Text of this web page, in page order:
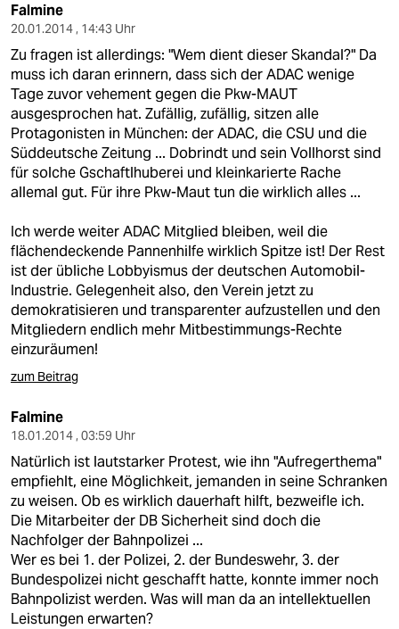
Falmine
20.01.2014 , 14:43 Uhr
Zu fragen ist allerdings: "Wem dient dieser Skandal?" Da
muss ich daran erinnern, dass sich der ADAC wenige
Tage zuvor vehement gegen die Pkw-MAUT
ausgesprochen hat. Zufällig, zufällig, sitzen alle
Protagonisten in München: der ADAC, die CSU und die
Süddeutsche Zeitung ... Dobrindt und sein Vollhorst sind
für solche Gschaftlhuberei und kleinkarierte Rache
allemal gut. Für ihre Pkw-Maut tun die wirklich alles ...
Ich werde weiter ADAC Mitglied bleiben, weil die
flächendeckende Pannenhilfe wirklich Spitze ist! Der Rest
ist der übliche Lobbyismus der deutschen Automobil-
Industrie. Gelegenheit also, den Verein jetzt zu
demokratisieren und transparenter aufzustellen und den
Mitgliedern endlich mehr Mitbestimmungs-Rechte
einzuräumen!
zum Beitrag
Falmine
18.01.2014 , 03:59 Uhr
Natürlich ist lautstarker Protest, wie ihn "Aufregerthema"
empfiehlt, eine Möglichkeit, jemanden in seine Schranken
zu weisen. Ob es wirklich dauerhaft hilft, bezweifle ich.
Die Mitarbeiter der DB Sicherheit sind doch die
Nachfolger der Bahnpolizei ...
Wer es bei 1. der Polizei, 2. der Bundeswehr, 3. der
Bundespolizei nicht geschafft hatte, konnte immer noch
Bahnpolizist werden. Was will man da an intellektuellen
Leistungen erwarten?